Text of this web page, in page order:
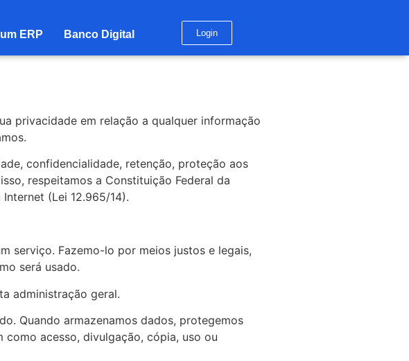
ERP Banco Digital Login
privacidade em relação a qualquer informação
confidencialidade, retenção, proteção aos
respeitamos a Constituição Federal da
(Lei 12.965/14).
serviço. Fazemo-lo por meios justos e legais,
será usado.
administração geral.
Quando armazenamos dados, protegemos
acesso, divulgação, cópia, uso ou